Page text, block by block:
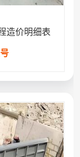
造价明细表